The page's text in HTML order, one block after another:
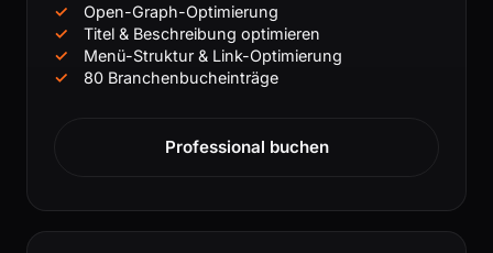
Open-Graph-Optimierung
Titel & Beschreibung optimieren
Menü-Struktur & Link-Optimierung
80 Branchenbucheinträge
Professional buchen